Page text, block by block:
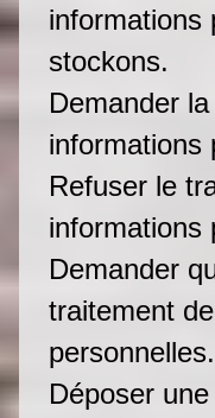
informations
stockons.
Demander
informations
Refuser le
informations
Demander
traitement
personnelles.
Déposer